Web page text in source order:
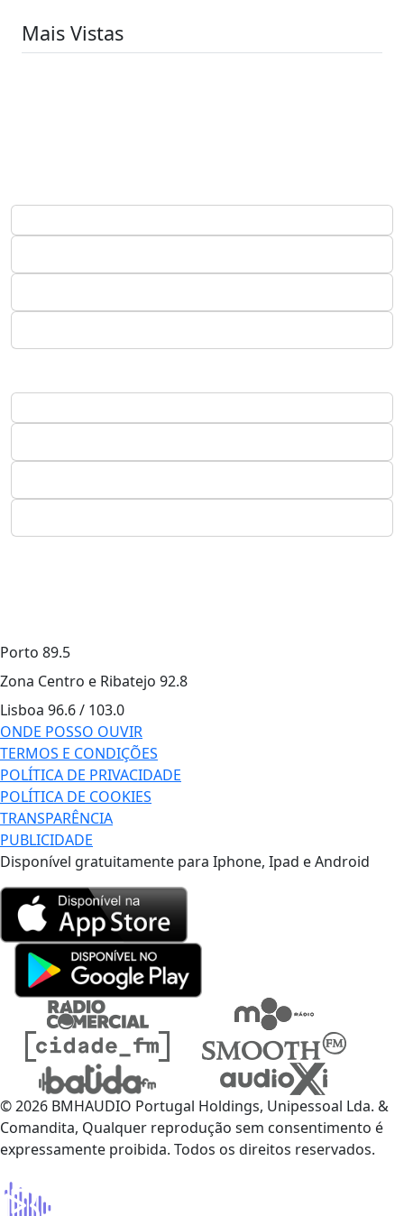
Mais Vistas
Porto 89.5
Zona Centro e Ribatejo 92.8
Lisboa 96.6 / 103.0
ONDE POSSO OUVIR
TERMOS E CONDIÇÕES
POLÍTICA DE PRIVACIDADE
POLÍTICA DE COOKIES
TRANSPARÊNCIA
PUBLICIDADE
Disponível gratuitamente para Iphone, Ipad e Android
© 2026 BMHAUDIO Portugal Holdings, Unipessoal Lda. &
Comandita, Qualquer reprodução sem consentimento é
expressamente proibida. Todos os direitos reservados.